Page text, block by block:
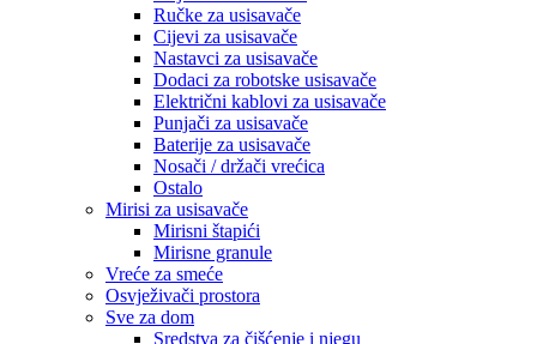
Ručke za usisavače
Cijevi za usisavače
Nastavci za usisavače
Dodaci za robotske usisavače
Električni kablovi za usisavače
Punjači za usisavače
Baterije za usisavače
Nosači / držači vrećica
Ostalo
Mirisi za usisavače
Mirisni štapići
Mirisne granule
Vreće za smeće
Osvježivači prostora
Sve za dom
Sredstva za čišćenje i njegu